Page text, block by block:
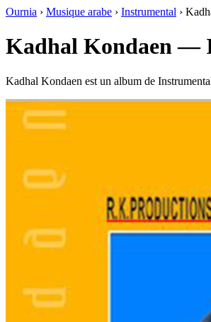
Ournia › Musique arabe › Instrumental ›
Kadhal Kondaen —
Kadhal Kondaen est un album de